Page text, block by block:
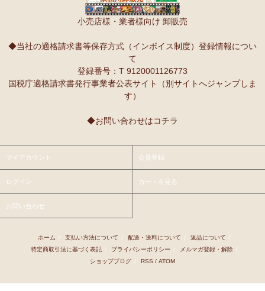
〈1日コース〉〈2日コース〉 参加予約受付中！
レギュラーカラー半袖シャツ～キテンゲ◇ハイクオリティ
【MOTTAINAI】～もったいない～カシューナッツ ワケあ
り 賞味期限間近セール！
【予約開始】ティンガティンガ・カレンダー『ティンガテ
テンゲ◇ハイクオリティ◇で仕立てた新作登場！
◇で仕立てた新作登場！『ニッポンの技×アフリカの色』
手彫り金細工ジュエリー 新入荷！～ザンジバル金職人のハ
顔を見合わせて笑う子ども、お腹を抱えて笑う子ども、面白すぎる
ー！と声をあげて笑う子ども、、、
Ｓさまより ティンガティンガ・アートへのご感想
先日購入させて頂いた絵は大変気にいっています。
また、ダウディのほかの作品を紹介して頂き、ありがとうございま
す。他にも2点気になる作品があります。
アフリカらしいデザインで素敵です。形もいいけど、色も素敵！
今着けているネックレスと合わせて2つを重ねづけを楽しみます！
Ｙさまより 紅茶アフリカンプライドへのご感想
ミルクティーで飲むとすごく美味しいです。
Ｋさまより ■初めての方限定■全国送料無料■カフェアフリ
カ・バラカへのご感想
小売店様・業者様向け 卸販売
◆当社の適格請求書等保存方式（インボイス制度）登録情報につい
て
登録番号：T 9120001126773
国税庁適格請求書発行事業者公表サイト（別サイトへジャンプしま
す）
◆お問い合わせはコチラ
マイアカウント 会員登録
ログイン カートを見る
お問い合わせ
ホーム / 支払い方法について / 配送・送料について / 返品について
/
特定商取引法に基づく表記 / プライバシーポリシー / メルマガ登録・解除 /
ショップブログ / RSS / ATOM